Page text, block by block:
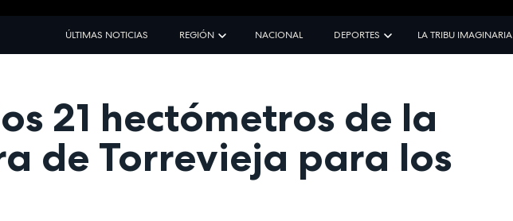
ÚLTIMAS NOTICIAS REGIÓN NACIONAL DEPORTES LA TRIBU IMAGINARIA
21 hectómetros de la
de Torrevieja para los